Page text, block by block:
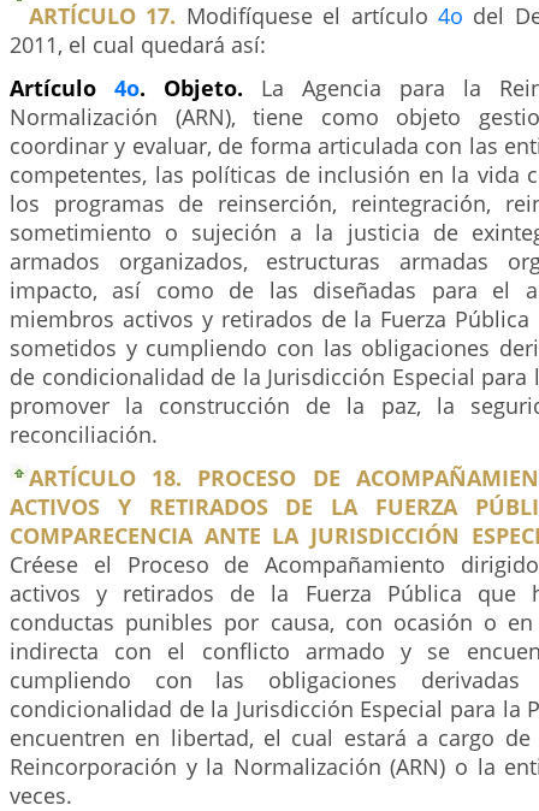
ARTÍCULO 17. Modifíquese el artículo4o del
2011, el cual quedará así:
Artículo 4o. Objeto. La Agencia para la
Normalización (ARN), tiene como objeto
coordinar y evaluar, de forma articulada con las
competentes, las políticas de inclusión en la vida
los programas de reinserción, reintegración,
sometimiento o sujeción a la justicia de
armados organizados, estructuras armadas
impacto, así como de las diseñadas para el
miembros activos y retirados de la Fuerza
sometidos y cumpliendo con las obligaciones
de condicionalidad de la Jurisdicción Especial para
promover la construcción de la paz, la
reconciliación.
ARTÍCULO 18. PROCESO DE
ACTIVOS Y RETIRADOS DE LA FUERZA
COMPARECENCIA ANTE LA JURISDICCIÓN
Créese el Proceso de Acompañamiento
activos y retirados de la Fuerza Pública que
conductas punibles por causa, con ocasión o
indirecta con el conflicto armado y se
cumpliendo con las obligaciones
condicionalidad de la Jurisdicción Especial para la
encuentren en libertad, el cual estará a cargo
Reincorporación y la Normalización (ARN) o la
veces.